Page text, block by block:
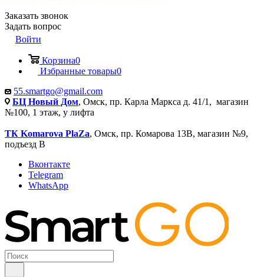
Заказать звонок
Задать вопрос
Войти
Корзина0
Избранные товары0
55.smartgo@gmail.com
БЦ Новый Дом, Омск, пр. Карла Маркса д. 41/1, магазин
№100, 1 этаж, у лифта
ТК Komarova PlaZa, Омск, пр. Комарова 13В, магазин №9,
подъезд В
Вконтакте
Telegram
WhatsApp